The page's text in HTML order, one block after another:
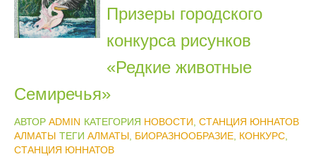
Призеры городского
конкурса рисунков
«Редкие животные
Семиречья»
АВТОР ADMIN КАТЕГОРИЯ НОВОСТИ СТАНЦИЯ ЮННАТОВ
АЛМАТЫ ТЕГИ АЛМАТЫ БИОРАЗНООБРАЗИЕ КОНКУРС
СТАНЦИЯ ЮННАТОВ